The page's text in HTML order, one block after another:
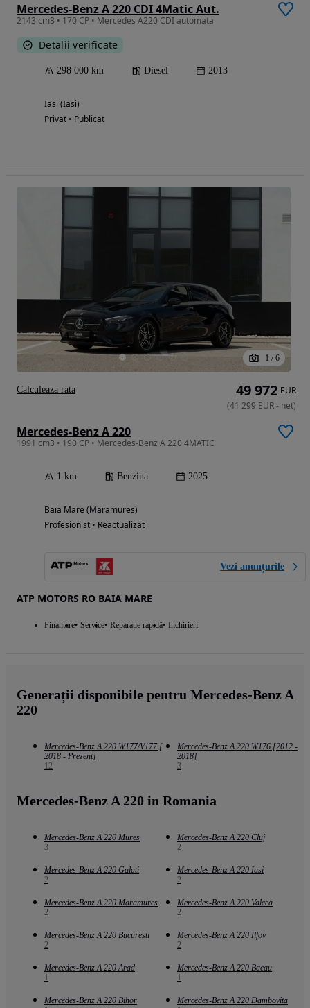
Mercedes-Benz A 220 CDI 4Matic Aut.
2143 cm3 • 170 CP • Mercedes A220 CDI automata
Detalii verificate
298 000 km Diesel 2013
Iasi (Iasi)
Privat • Publicat
1 / 6
Mercedes-Benz A 220
1991 cm3 • 190 CP • Mercedes-Benz A 220 4MATIC
1 km Benzina 2025
Baia Mare (Maramures)
Profesionist • Reactualizat
Vezi anunțurile
ATP MOTORS RO BAIA MARE
Finantare Service Reparație rapidă Inchirieri
49 972 EUR
(41 299 EUR- net)
Calculeaza rata
Generații disponibile pentru Mercedes-Benz A
220
Mercedes-Benz A 220 W177/V177 [
2018 - Prezent]
12
Mercedes-Benz A 220 W176 [2012 -
2018]
3
Mercedes-Benz A 220 in Romania
Mercedes-Benz A 220 Mures
3
Mercedes-Benz A 220 Cluj
2
Mercedes-Benz A 220 Galati
2
Mercedes-Benz A 220 Iasi
2
Mercedes-Benz A 220 Maramures
2
Mercedes-Benz A 220 Valcea
2
Mercedes-Benz A 220 Bucuresti
2
Mercedes-Benz A 220 Ilfov
2
Mercedes-Benz A 220 Arad
1
Mercedes-Benz A 220 Bacau
1
Mercedes-Benz A 220 Bihor
Mercedes-Benz A 220 Dambovita